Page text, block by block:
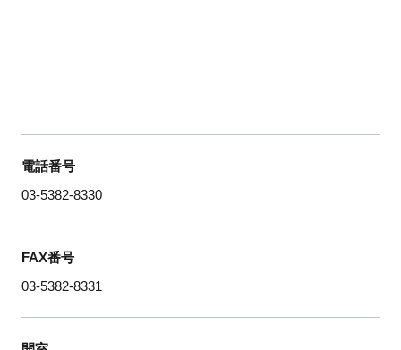
電話番号
03-5382-8330
FAX番号
03-5382-8331